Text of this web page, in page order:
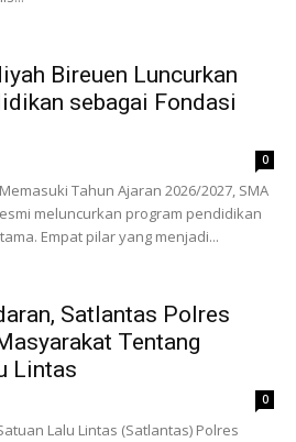
Bireuen Luncurkan
sebagai Fondasi
0
Memasuki Tahun Ajaran 2026/2027, SMA
meluncurkan program pendidikan
Empat pilar yang menjadi...
Satlantas Polres
Tentang
Lintas
0
Lalu Lintas (Satlantas) Polres